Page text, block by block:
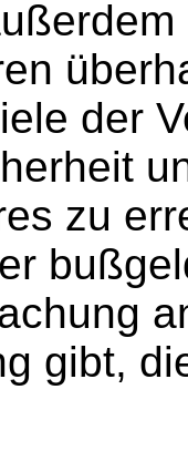
der
zu
gibt,